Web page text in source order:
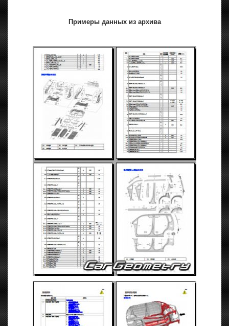
Примеры данных из архива